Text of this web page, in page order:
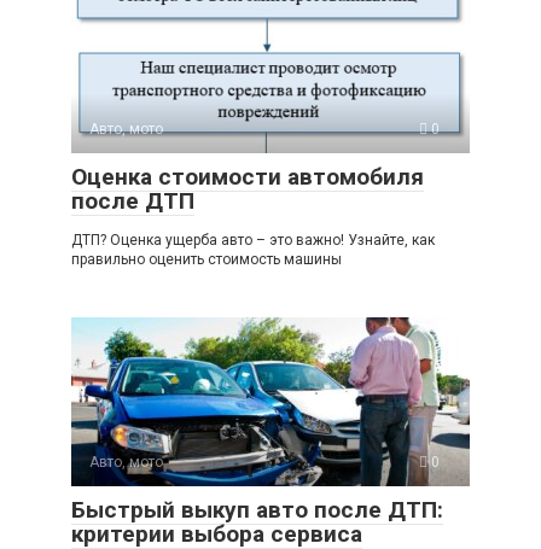
Авто, мото 0
Оценка стоимости автомобиля
после ДТП
ДТП? Оценка ущерба авто – это важно! Узнайте, как
правильно оценить стоимость машины
Авто, мото 0
Быстрый выкуп авто после ДТП:
критерии выбора сервиса